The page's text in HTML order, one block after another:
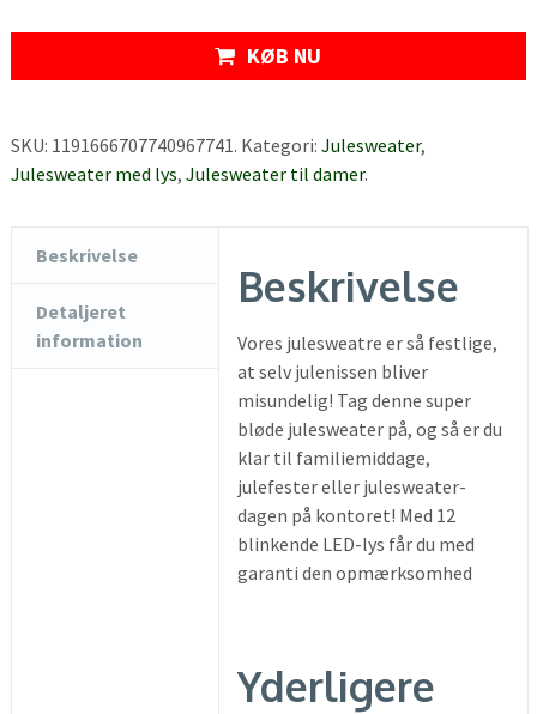
KØB NU
SKU: 1191666707740967741. Kategori: Julesweater,
Julesweater med lys, Julesweater til damer.
Beskrivelse
Detaljeret
information
Beskrivelse
Vores julesweatre er så festlige,
at selv julenissen bliver
misundelig! Tag denne super
bløde julesweater på, og så er du
klar til familiemiddage,
julefester eller julesweater-
dagen på kontoret! Med 12
blinkende LED-lys får du med
garanti den opmærksomhed
Yderligere